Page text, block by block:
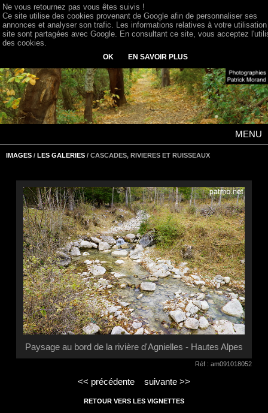
MENU
IMAGES / LES GALERIES / CASCADES, RIVIERES ET RUISSEAUX
Paysage au bord de la rivière d'Agnielles - Hautes Alpes
Réf : am091018052
<< précédente suivante >>
RETOUR VERS LES VIGNETTES
Ne vous retournez pas vous êtes suivis !
Ce site utilise des cookies provenant de Google afin de personnaliser ses
annonces et analyser son trafic. Les informations relatives à votre
site sont partagées avec Google. En consultant ce site, vous acceptez
des cookies.
OK EN SAVOIR PLUS